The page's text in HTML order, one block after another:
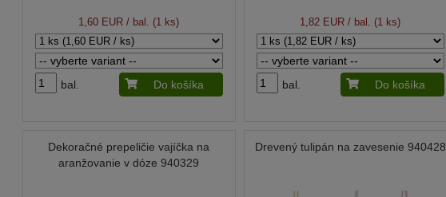
1,60 EUR / bal. (1 ks)
bal. Do košíka
1,82 EUR / bal. (1 ks)
bal. Do košíka
Dekoračné prepeličie vajíčka na
aranžovanie v dóze 940329
Drevený tulipán na zavesenie 940428